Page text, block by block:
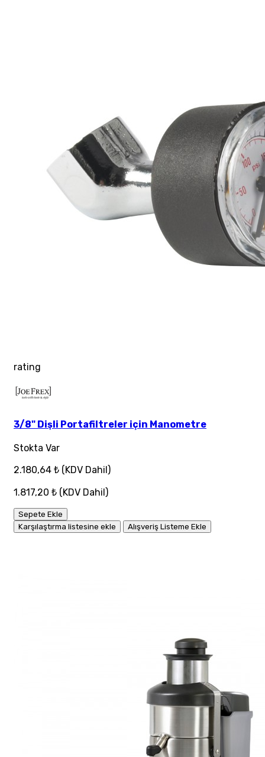
rating
3/8" Dişli Portafiltreler için Manometre
Stokta Var
2.180,64 ₺ (KDV Dahil)
1.817,20 ₺ (KDV Dahil)
Sepete Ekle
Karşılaştırma listesine ekle
Alışveriş Listeme Ekle